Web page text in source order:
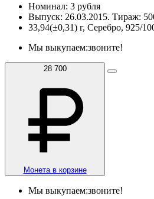
Номинал: 3 рубля
Выпуск: 26.03.2015. Тираж:
33,94(±0,31) г, Серебро, 925/
Мы выкупаем:звоните!
28 700
Монета в корзине
Мы выкупаем:звоните!